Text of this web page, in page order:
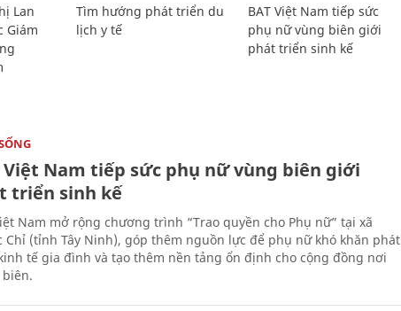
Lan
Giám
Tìm hướng phát triển du
lịch y tế
BAT Việt Nam tiếp sức
phụ nữ vùng biên giới
phát triển sinh kế
Việt Nam tiếp sức phụ nữ vùng biên giới
triển sinh kế
Nam mở rộng chương trình “Trao quyền cho Phụ nữ” tại xã
Chỉ (tỉnh Tây Ninh), góp thêm nguồn lực để phụ nữ khó khăn phát
tế gia đình và tạo thêm nền tảng ổn định cho cộng đồng nơi